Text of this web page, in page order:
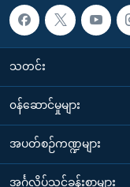
သတင်း
၀န်ဆောင်မှုများ
အပတ်စဉ်ကဏ္ဍများ
အင်္ဂလိပ်သင်ခန်းစာများ